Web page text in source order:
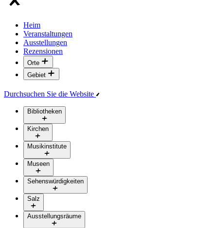
Heim
Veranstaltungen
Ausstellungen
Rezensionen
Orte
Gebiet
Durchsuchen Sie die Website
Bibliotheken
Kirchen
Musikinstitute
Museen
Sehenswürdigkeiten
Salz
Ausstellungsräume